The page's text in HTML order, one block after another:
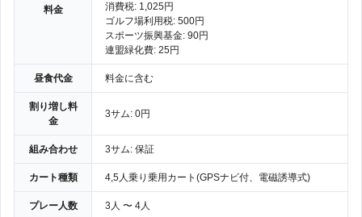
料金
消費税: 1,025円
ゴルフ場利用税: 500円
スポーツ振興基金: 90円
連盟緑化費: 25円
昼食代金 料金に含む
割り増し料
金
3サム: 0円
組み合わせ 3サム: 保証
カート種類 4,5人乗り乗用カート(GPSナビ付、電磁誘導式)
プレー人数 3人 〜 4人